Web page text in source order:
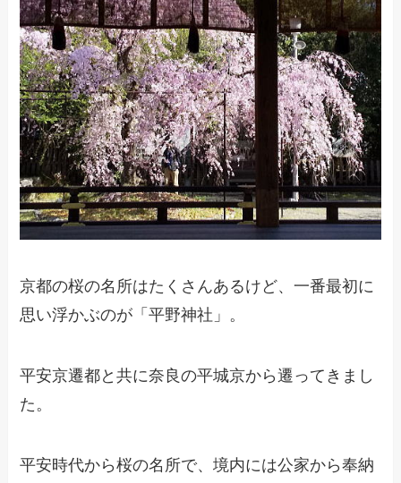
京都の桜の名所はたくさんあるけど、一番最初に
思い浮かぶのが「平野神社」。
平安京遷都と共に奈良の平城京から遷ってきまし
た。
平安時代から桜の名所で、境内には公家から奉納